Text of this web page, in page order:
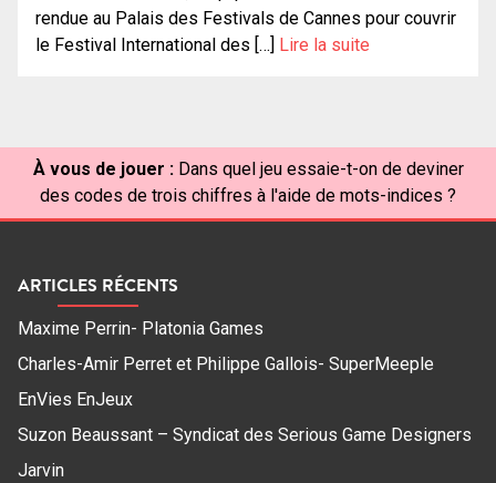
rendue au Palais des Festivals de Cannes pour couvrir
le Festival International des […] Lire la suite
À vous de jouer : Dans quel jeu essaie-t-on de deviner
des codes de trois chiffres à l'aide de mots-indices ?
ARTICLES RÉCENTS
Maxime Perrin- Platonia Games
Charles-Amir Perret et Philippe Gallois- SuperMeeple
EnVies EnJeux
Suzon Beaussant – Syndicat des Serious Game Designers
Jarvin